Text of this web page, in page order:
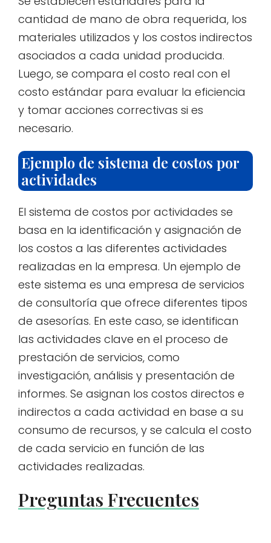
cantidad de mano de obra requerida, los
materiales utilizados y los costos indirectos
asociados a cada unidad producida.
Luego, se compara el costo real con el
costo estándar para evaluar la eficiencia
y tomar acciones correctivas si es
necesario.
Ejemplo de sistema de costos por
actividades
El sistema de costos por actividades se
basa en la identificación y asignación de
los costos a las diferentes actividades
realizadas en la empresa. Un ejemplo de
este sistema es una empresa de servicios
de consultoría que ofrece diferentes tipos
de asesorías. En este caso, se identifican
las actividades clave en el proceso de
prestación de servicios, como
investigación, análisis y presentación de
informes. Se asignan los costos directos e
indirectos a cada actividad en base a su
consumo de recursos, y se calcula el costo
de cada servicio en función de las
actividades realizadas.
Preguntas Frecuentes